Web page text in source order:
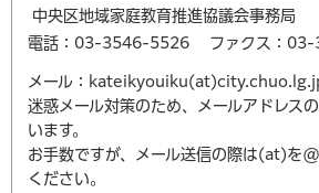
中央区地域家庭教育推進協議会事務局
電話：03-3546-5526
ファクス：
メール：
迷惑メール対策のため、メールアドレス
います。
お手数ですが、メール送信の際は(at)を
ください。